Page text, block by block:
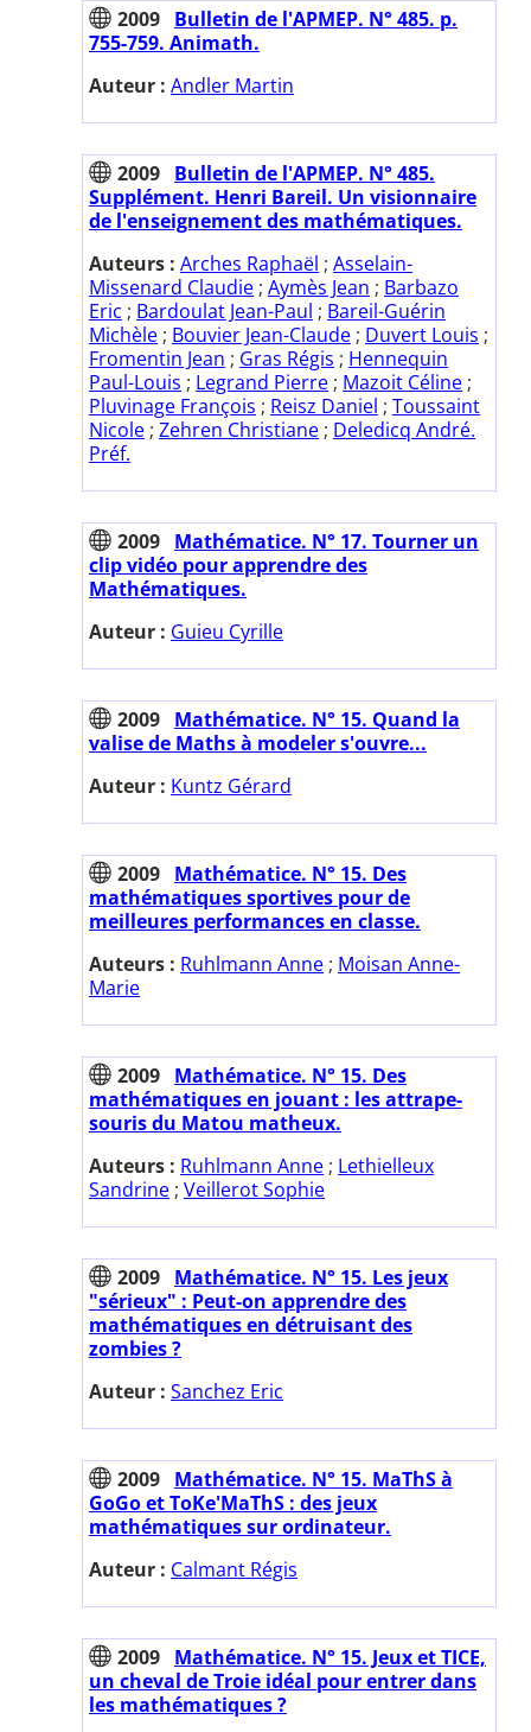
2009 Bulletin de l'APMEP. N° 485. p.
755-759. Animath.
Auteur : Andler Martin
2009 Bulletin de l'APMEP. N° 485.
Supplément. Henri Bareil. Un visionnaire
de l'enseignement des mathématiques.
Auteurs : Arches Raphaël ; Asselain-
Missenard Claudie ; Aymès Jean ; Barbazo
Eric ; Bardoulat Jean-Paul ; Bareil-Guérin
Michèle ; Bouvier Jean-Claude ; Duvert Louis ;
Fromentin Jean ; Gras Régis ; Hennequin
Paul-Louis ; Legrand Pierre ; Mazoit Céline ;
Pluvinage François ; Reisz Daniel ; Toussaint
Nicole ; Zehren Christiane ; Deledicq André.
Préf.
2009 Mathématice. N° 17. Tourner un
clip vidéo pour apprendre des
Mathématiques.
Auteur : Guieu Cyrille
2009 Mathématice. N° 15. Quand la
valise de Maths à modeler s'ouvre...
Auteur : Kuntz Gérard
2009 Mathématice. N° 15. Des
mathématiques sportives pour de
meilleures performances en classe.
Auteurs : Ruhlmann Anne ; Moisan Anne-
Marie
2009 Mathématice. N° 15. Des
mathématiques en jouant : les attrape-
souris du Matou matheux.
Auteurs : Ruhlmann Anne ; Lethielleux
Sandrine ; Veillerot Sophie
2009 Mathématice. N° 15. Les jeux
"sérieux" : Peut-on apprendre des
mathématiques en détruisant des
zombies ?
Auteur : Sanchez Eric
2009 Mathématice. N° 15. MaThS à
GoGo et ToKe'MaThS : des jeux
mathématiques sur ordinateur.
Auteur : Calmant Régis
2009 Mathématice. N° 15. Jeux et TICE,
un cheval de Troie idéal pour entrer dans
les mathématiques ?